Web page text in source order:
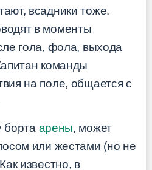
всадники тоже.
в моменты
гола, фола, выхода
команды
на поле, общается с
борта арены, может
или жестами (но не
известно, в